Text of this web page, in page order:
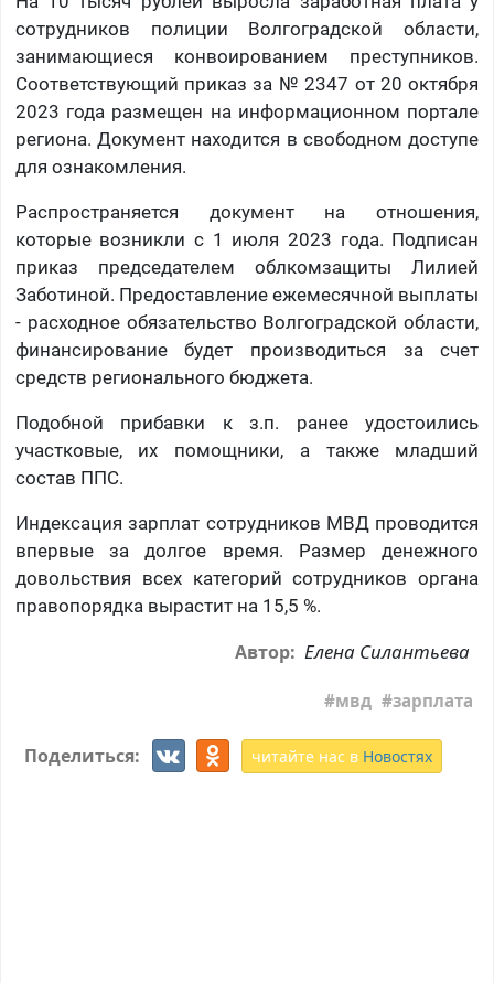
сотрудников полиции Волгоградской области,
занимающиеся конвоированием преступников.
Соответствующий приказ за № 2347 от 20 октября
2023 года размещен на информационном портале
региона. Документ находится в свободном доступе
для ознакомления.
Распространяется документ на отношения,
которые возникли с 1 июля 2023 года. Подписан
приказ председателем облкомзащиты Лилией
Заботиной. Предоставление ежемесячной выплаты
- расходное обязательство Волгоградской области,
финансирование будет производиться за счет
средств регионального бюджета.
Подобной прибавки к з.п. ранее удостоились
участковые, их помощники, а также младший
состав ППС.
Индексация зарплат сотрудников МВД проводится
впервые за долгое время. Размер денежного
довольствия всех категорий сотрудников органа
правопорядка вырастит на 15,5 %.
Автор: Елена Силантьева
мвд зарплата
Поделиться: читайте нас в Новостях